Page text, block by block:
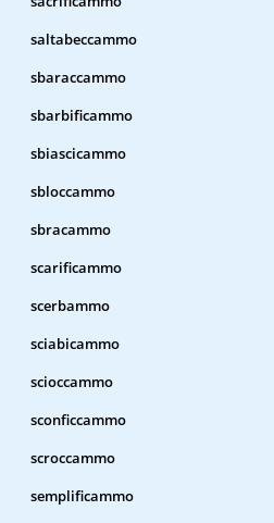
saltabeccammo
sbaraccammo
sbarbificammo
sbiascicammo
sbloccammo
sbracammo
scarificammo
scerbammo
sciabicammo
scioccammo
sconficcammo
scroccammo
semplificammo